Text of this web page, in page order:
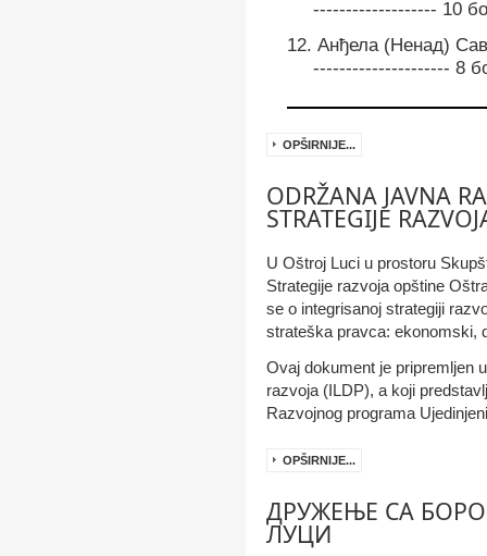
------------------- 10
12. Анђела (Ненад)
--------------------- 8
OPŠIRNIJE...
ODRŽANA JAVNA
STRATEGIJE
U Oštroj Luci u prostoru
Strategije razvoja opštine
se o integrisanoj strategiji
strateška pravca: ekonomski,
Ovaj dokument je pripremljen
razvoja (ILDP), a koji
Razvojnog programa
OPŠIRNIJE...
ДРУЖЕЊЕ СА
ЛУЦИ